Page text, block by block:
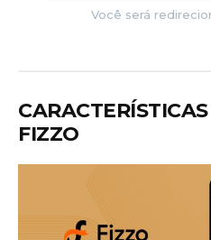
Você será
FIZZO